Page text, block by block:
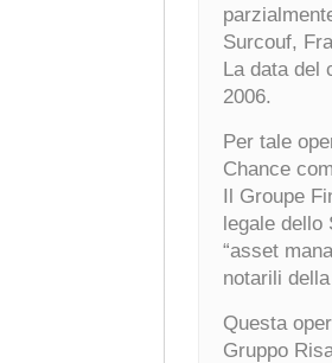
Surcouf,
La data del
2006.
Per tale
Chance
Il Groupe
legale dello
“asset
notarili
Questa
Gruppo